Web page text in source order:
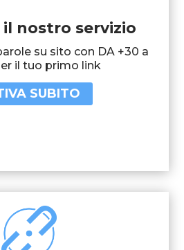
il nostro servizio
su sito con DA +30 a
il tuo primo link
SUBITO